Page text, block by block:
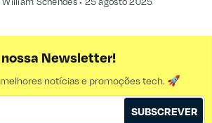
Newsletter!
notícias e promoções tech. 🚀
SUBSCREVER